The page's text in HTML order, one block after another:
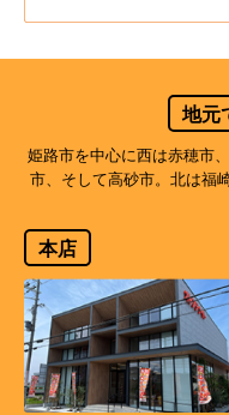
地元
姫路市を中心に西は赤穂市
市、そして高砂市。北は福
本店